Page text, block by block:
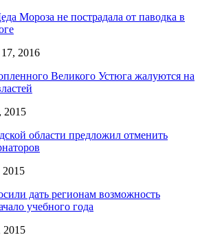
Мороза не пострадала от паводка в
2016
Великого Устюга жалуются на
2015
области предложил отменить
2015
дать регионам возможность
учебного года